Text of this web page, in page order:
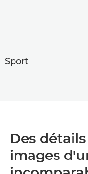
Sport
Des
images